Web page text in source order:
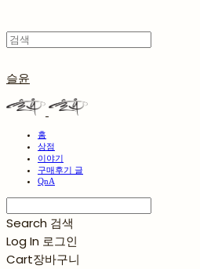
슬윤
홈
상점
이야기
구매후기 글
QnA
Search 검색
Log In 로그인
Cart장바구니